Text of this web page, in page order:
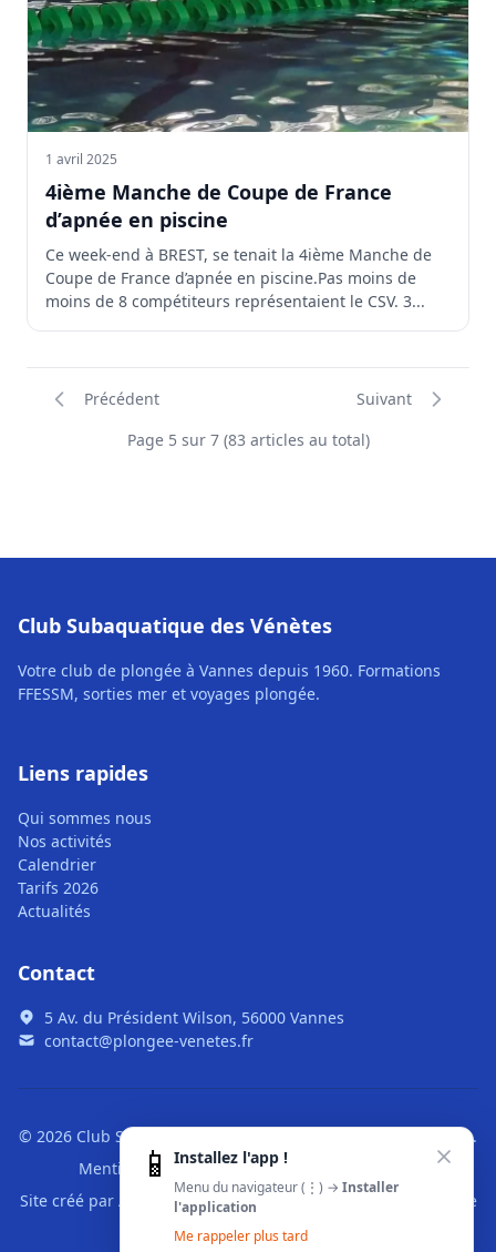
1 avril 2025
4ième Manche de Coupe de France
d’apnée en piscine
Ce week-end à BREST, se tenait la 4ième Manche de
Coupe de France d’apnée en piscine.Pas moins de
moins de 8 compétiteurs représentaient le CSV. 3...
Précédent
Suivant
Page 5 sur 7 (83 articles au total)
Club Subaquatique des Vénètes
Votre club de plongée à Vannes depuis 1960. Formations
FFESSM, sorties mer et voyages plongée.
Liens rapides
Qui sommes nous
Nos activités
Calendrier
Tarifs 2026
Actualités
Contact
5 Av. du Président Wilson, 56000 Vannes
contact@plongee-venetes.fr
© 2026 Club Subaquatique des Vénètes. Tous droits réservés.
Mentions légales
| CGU
Site créé par Alré Web,développeur web pour Vannes
voir le
📱 Installez l'app !
Menu du navigateur (⋮) → Installer
l'application
Me rappeler plus tard